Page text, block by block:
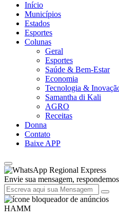
Início
Municípios
Estados
Esportes
Colunas
Geral
Esportes
Saúde & Bem-Estar
Economia
Tecnologia &
Samantha di Kali
AGRO
Receitas
Donna
Contato
Baixe APP
Regional Express
Envie sua mensagem,
HAMM